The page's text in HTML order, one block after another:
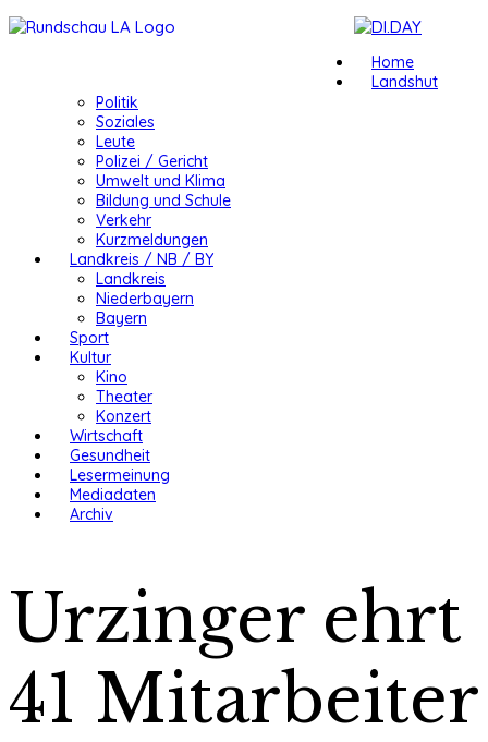
Home
Landshut
Politik
Soziales
Leute
Polizei / Gericht
Umwelt und Klima
Bildung und Schule
Verkehr
Kurzmeldungen
Landkreis / NB / BY
Landkreis
Niederbayern
Bayern
Sport
Kultur
Kino
Theater
Konzert
Wirtschaft
Gesundheit
Lesermeinung
Mediadaten
Archiv
Urzinger ehrt
41 Mitarbeiter